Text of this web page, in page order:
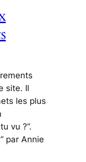
site. Il
les plus
vu ?”.
par Annie